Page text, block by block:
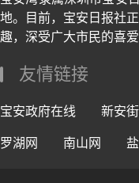
地。目前，宝安日报社
趣，深受广大市民的喜爱
友情链接
宝安政府在线 新安
罗湖网 南山网